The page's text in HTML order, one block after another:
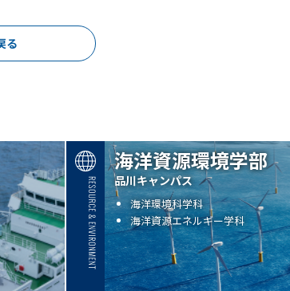
る
海洋資源環境学部
品川キャンパス
海洋環境科学科
海洋資源エネルギー学科